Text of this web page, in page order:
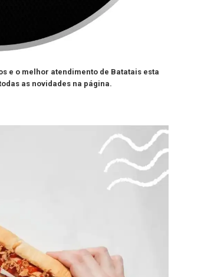
e o melhor atendimento de Batatais esta
as novidades na página.